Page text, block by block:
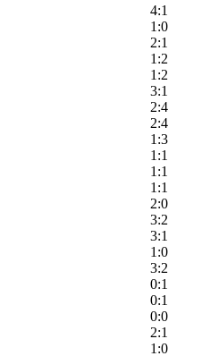
4:1
1:0
2:1
1:2
1:2
3:1
2:4
2:4
1:3
1:1
1:1
1:1
2:0
3:2
3:1
1:0
3:2
0:1
0:1
0:0
2:1
1:0